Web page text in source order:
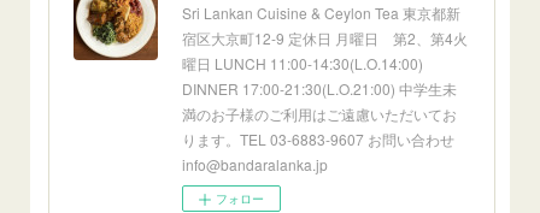
Sri Lankan Cuisine & Ceylon Tea 東京都新
宿区大京町12-9 定休日 月曜日 第2、第4火
曜日 LUNCH 11:00-14:30(L.O.14:00)
DINNER 17:00-21:30(L.O.21:00) 中学生未
満のお子様のご利用はご遠慮いただいてお
ります。TEL 03-6883-9607 お問い合わせ
info@bandaralanka.jp
フォロー